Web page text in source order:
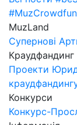
MuzLand
Супернові
Краудфандинг
Проекти
Конкурси
Конкурс-